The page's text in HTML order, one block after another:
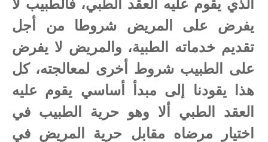
الذي يقوم عليه العقد الطبي، فالطبيب لا
يفرض على المريض شروطا من أجل
تقديم خدماته الطبية، والمريض لا يفرض
على الطبيب شروط أخرى لمعالجته، كل
هذا يقودنا إلى مبدأ أساسي يقوم عليه
العقد الطبي ألا وهو حرية الطبيب في
اختيار مرضاه مقابل حرية المريض في